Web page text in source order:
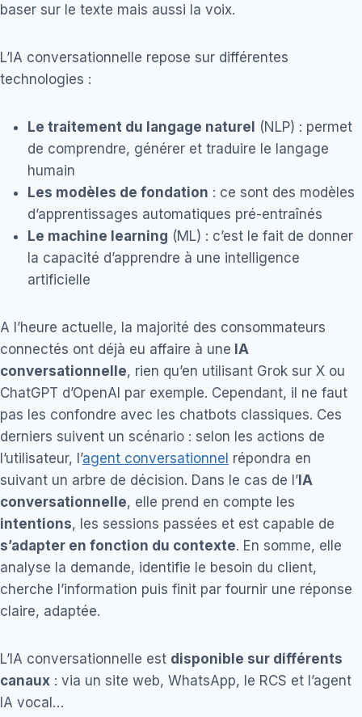
baser sur le texte mais aussi la voix.
L’IA conversationnelle repose sur différentes
technologies :
Le traitement du langage naturel
(NLP) : permet
de comprendre, générer et traduire le langage
humain
Les modèles de fondation : ce sont des modèles
d’apprentissages automatiques pré-entraînés
Le machine learning (ML) : c’est le fait de donner
la capacité d’apprendre à une intelligence
artificielle
A l’heure actuelle, la majorité des consommateurs
connectés ont déjà eu affaire à une IA
conversationnelle, rien qu’en utilisant Grok sur X ou
ChatGPT d’OpenAI par exemple. Cependant, il ne faut
pas les confondre avec les chatbots classiques. Ces
derniers suivent un scénario : selon les actions de
l’utilisateur, l’agent conversationnel répondra en
suivant un arbre de décision. Dans le cas de l’ IA
conversationnelle, elle prend en compte les
intentions, les sessions passées et est capable de
s’adapter en fonction du contexte. En somme, elle
analyse la demande, identifie le besoin du client,
cherche l’information puis finit par fournir une réponse
claire, adaptée.
L’IA conversationnelle est disponible sur différents
canaux : via un site web, WhatsApp, le RCS et l’agent
IA vocal…